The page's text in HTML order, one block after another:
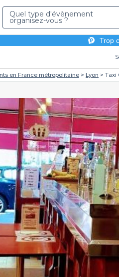
Quel type d'évènement
organisez-vous ?
Trop
en France métropolitaine Lyon Taxi